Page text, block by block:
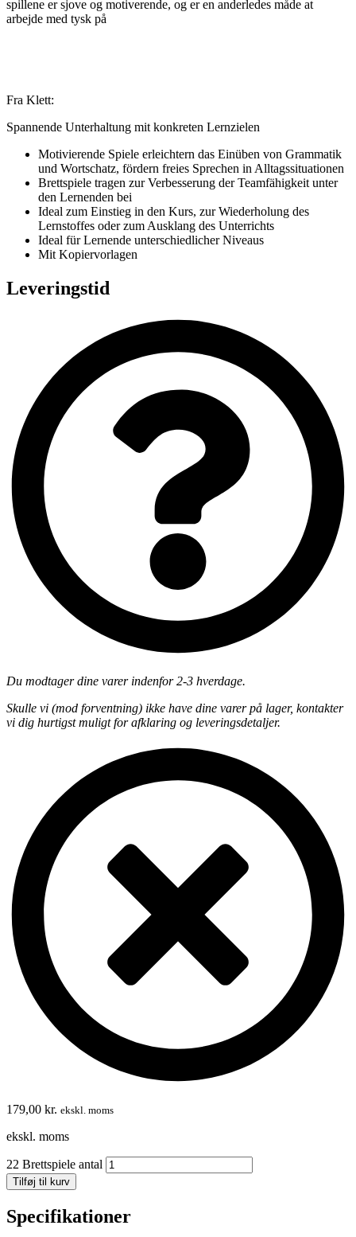
spillene er sjove og motiverende, og er en anderledes måde at
arbejde med tysk på
Fra Klett:
Spannende Unterhaltung mit konkreten Lernzielen
Motivierende Spiele erleichtern das Einüben von Grammatik
und Wortschatz, fördern freies Sprechen in Alltagssituationen
Brettspiele tragen zur Verbesserung der Teamfähigkeit unter
den Lernenden bei
Ideal zum Einstieg in den Kurs, zur Wiederholung des
Lernstoffes oder zum Ausklang des Unterrichts
Ideal für Lernende unterschiedlicher Niveaus
Mit Kopiervorlagen
Leveringstid
Du modtager dine varer indenfor 2-3 hverdage.
Skulle vi (mod forventning) ikke have dine varer på lager, kontakter
vi dig hurtigst muligt for afklaring og leveringsdetaljer.
179,00 kr. ekskl. moms
ekskl. moms
22 Brettspiele antal
Tilføj til kurv
Specifikationer